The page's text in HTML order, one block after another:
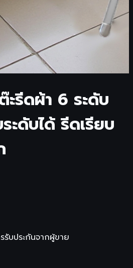
ะรีดผ้า 6 ระดับ
ะดับได้ รีดเรียบ
บประกันจากผู้ขาย